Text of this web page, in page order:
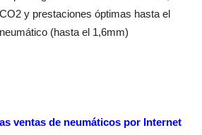
y prestaciones óptimas hasta el
(hasta el 1,6mm)
ventas de neumáticos por Internet